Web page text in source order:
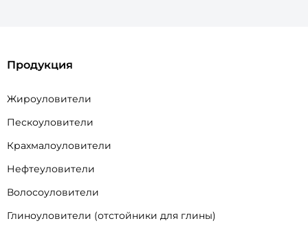
Продукция
Жироуловители
Пескоуловители
Крахмалоуловители
Нефтеуловители
Волосоуловители
Глиноуловители (отстойники для глины)